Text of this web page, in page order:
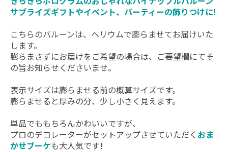
サプライズギフトやイベント、パーティーの飾りつけに!
こちらのバルーンは、ヘリウムで膨らませてお届けいた
します。
膨らまさずにお届けをご希望の場合は、ご要望欄にてそ
の旨お知らせくださいませ。
表示サイズは膨らませる前の概算サイズです。
膨らませると厚みの分、少し小さく見えます。
単品でももちろんかわいいですが、
プロのデコレーターがセットアップさせていただく おま
かせブーケも大人気です!